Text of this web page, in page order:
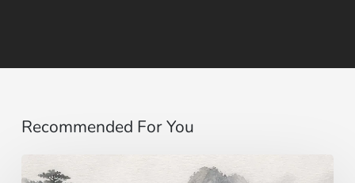
Recommended For You
Imaginar…